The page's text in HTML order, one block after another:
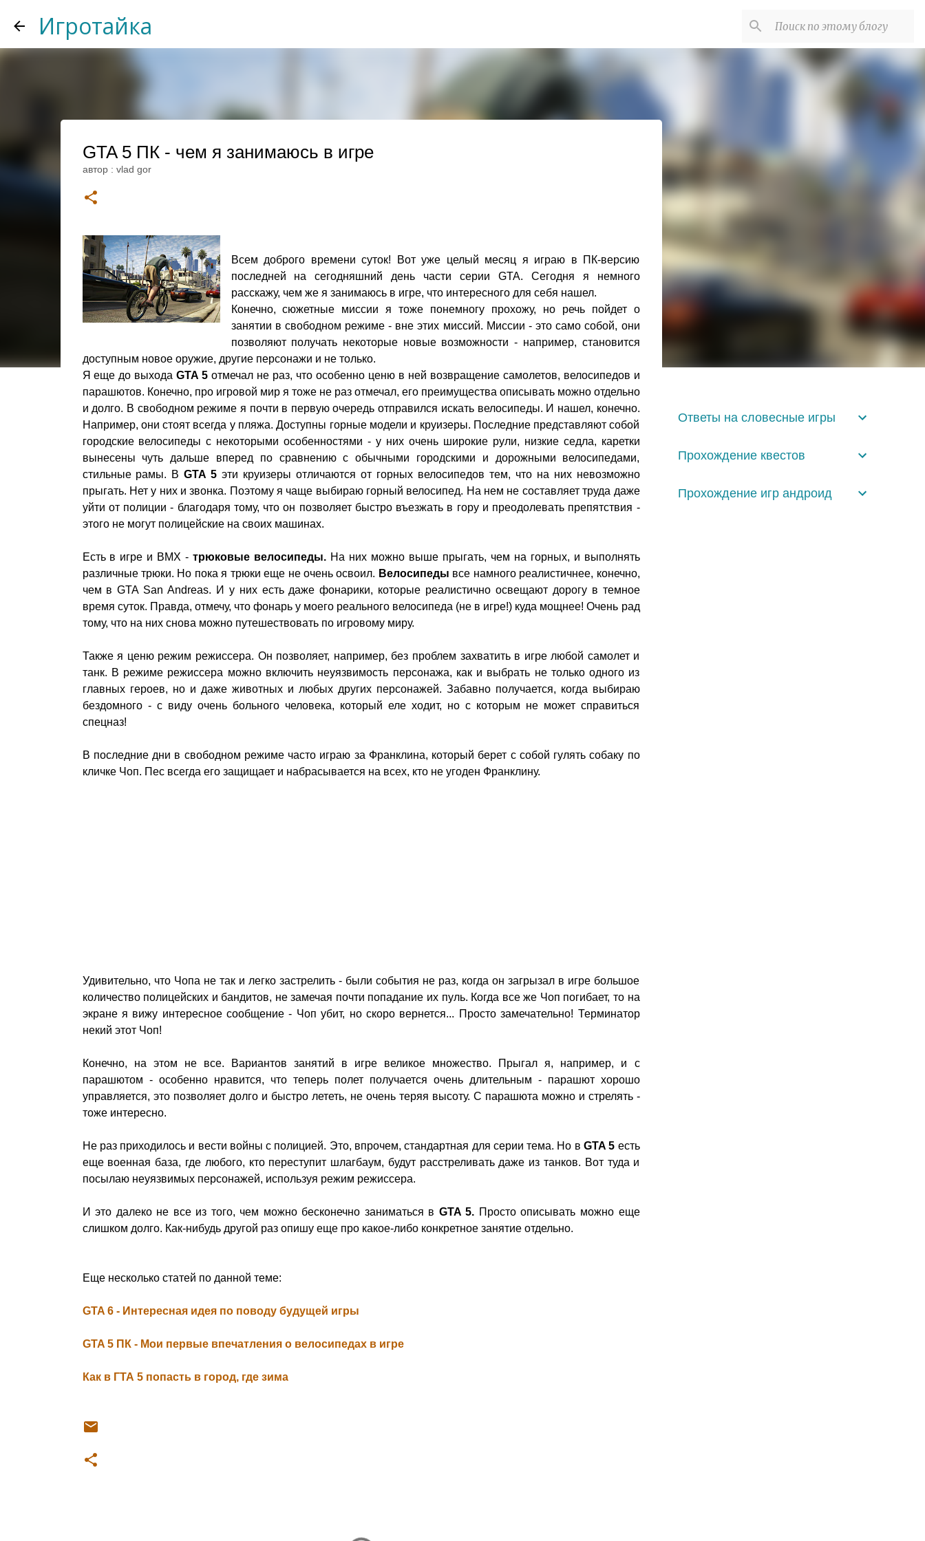
Игротайка
GTA 5 ПК - чем я занимаюсь в игре
автор : vlad gor
Всем доброго времени суток! Вот уже целый месяц я играю в ПК-версию
последней на сегодняшний день части серии GTA. Сегодня я немного
расскажу, чем же я занимаюсь в игре, что интересного для себя нашел.
Конечно, сюжетные миссии я тоже понемногу прохожу, но речь пойдет о
занятии в свободном режиме - вне этих миссий. Миссии - это само собой, они
позволяют получать некоторые новые возможности - например, становится
доступным новое оружие, другие персонажи и не только.
Я еще до выходаGTA 5отмечал не раз, что особенно ценю в ней возвращение самолетов, велосипедов и
парашютов. Конечно, про игровой мир я тоже не раз отмечал, его преимущества описывать можно отдельно
и долго. В свободном режиме я почти в первую очередь отправился искать велосипеды. И нашел, конечно.
Например, они стоят всегда у пляжа. Доступны горные модели и круизеры. Последние представляют собой
городские велосипеды с некоторыми особенностями - у них очень широкие рули, низкие седла, каретки
вынесены чуть дальше вперед по сравнению с обычными городскими и дорожными велосипедами,
стильные рамы. ВGTA 5 эти круизеры отличаются от горных велосипедов тем, что на них невозможно
прыгать. Нет у них и звонка. Поэтому я чаще выбираю горный велосипед. На нем не составляет труда даже
уйти от полиции - благодаря тому, что он позволяет быстро въезжать в гору и преодолевать препятствия -
этого не могут полицейские на своих машинах.
Есть в игре и BMX - трюковые велосипеды. На них можно выше прыгать, чем на горных, и выполнять
различные трюки. Но пока я трюки еще не очень освоил. Велосипеды все намного реалистичнее, конечно,
чем в GTA San Andreas. И у них есть даже фонарики, которые реалистично освещают дорогу в темное
время суток. Правда, отмечу, что фонарь у моего реального велосипеда (не в игре!) куда мощнее! Очень рад
тому, что на них снова можно путешествовать по игровому миру.
Также я ценю режим режиссера. Он позволяет, например, без проблем захватить в игре любой самолет и
танк. В режиме режиссера можно включить неуязвимость персонажа, как и выбрать не только одного из
главных героев, но и даже животных и любых других персонажей. Забавно получается, когда выбираю
бездомного - с виду очень больного человека, который еле ходит, но с которым не может справиться
спецназ!
В последние дни в свободном режиме часто играю за Франклина, который берет с собой гулять собаку по
кличке Чоп. Пес всегда его защищает и набрасывается на всех, кто не угоден Франклину.
Удивительно, что Чопа не так и легко застрелить - были события не раз, когда он загрызал в игре большое
количество полицейских и бандитов, не замечая почти попадание их пуль. Когда все же Чоп погибает, то на
экране я вижу интересное сообщение - Чоп убит, но скоро вернется... Просто замечательно! Терминатор
некий этот Чоп!
Конечно, на этом не все. Вариантов занятий в игре великое множество. Прыгал я, например, и с
парашютом - особенно нравится, что теперь полет получается очень длительным - парашют хорошо
управляется, это позволяет долго и быстро лететь, не очень теряя высоту. С парашюта можно и стрелять -
тоже интересно.
Не раз приходилось и вести войны с полицией. Это, впрочем, стандартная для серии тема. Но в GTA 5 есть
еще военная база, где любого, кто переступит шлагбаум, будут расстреливать даже из танков. Вот туда и
посылаю неуязвимых персонажей, используя режим режиссера.
И это далеко не все из того, чем можно бесконечно заниматься в GTA 5. Просто описывать можно еще
слишком долго. Как-нибудь другой раз опишу еще про какое-либо конкретное занятие отдельно.
Еще несколько статей по данной теме:
GTA 6 - Интересная идея по поводу будущей игры
GTA 5 ПК - Мои первые впечатления о велосипедах в игре
Как в ГТА 5 попасть в город, где зима
Ответы на словесные игры
Прохождение квестов
Прохождение игр андроид